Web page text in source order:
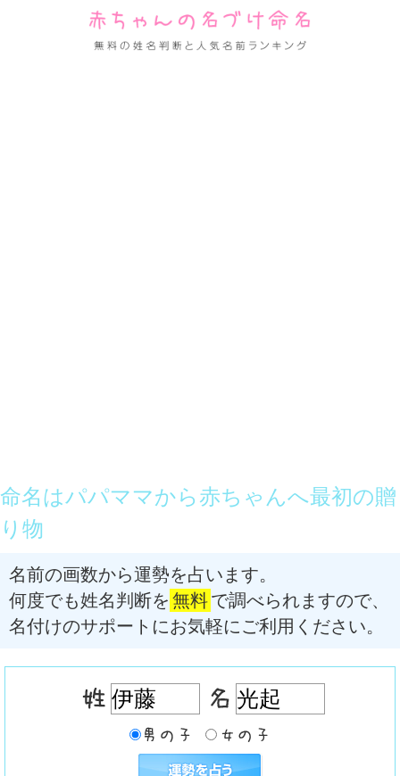
命名はパパママから赤ちゃんへ最初の贈
り物
名前の画数から運勢を占います。
何度でも姓名判断を 無料で調べられますので、
名付けのサポートにお気軽にご利用ください。